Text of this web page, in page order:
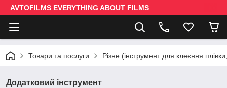
AVTOFILMS EVERYTHING ABOUT FILMS
Товари та послуги Різне (інструмент для клеєння
Додатковий інструмент